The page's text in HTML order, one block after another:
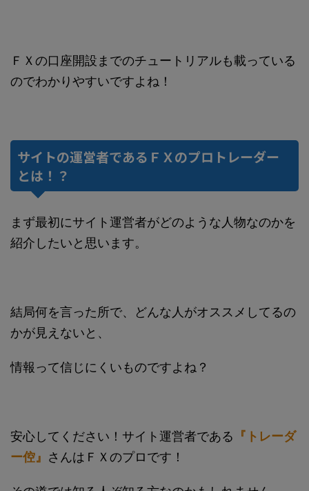
ＦＸの口座開設までのチュートリアルも載っている
のでわかりやすいですよね！
サイトの運営者であるＦＸのプロトレーダー
とは！？
まず最初にサイト運営者がどのような人物なのかを
紹介したいと思います。
結局何を言った所で、どんな人がオススメしてるの
かが見えないと、
情報って信じにくいものですよね？
安心してください！サイト運営者である 『トレーダ
ー倥』 さんはＦＸのプロです！